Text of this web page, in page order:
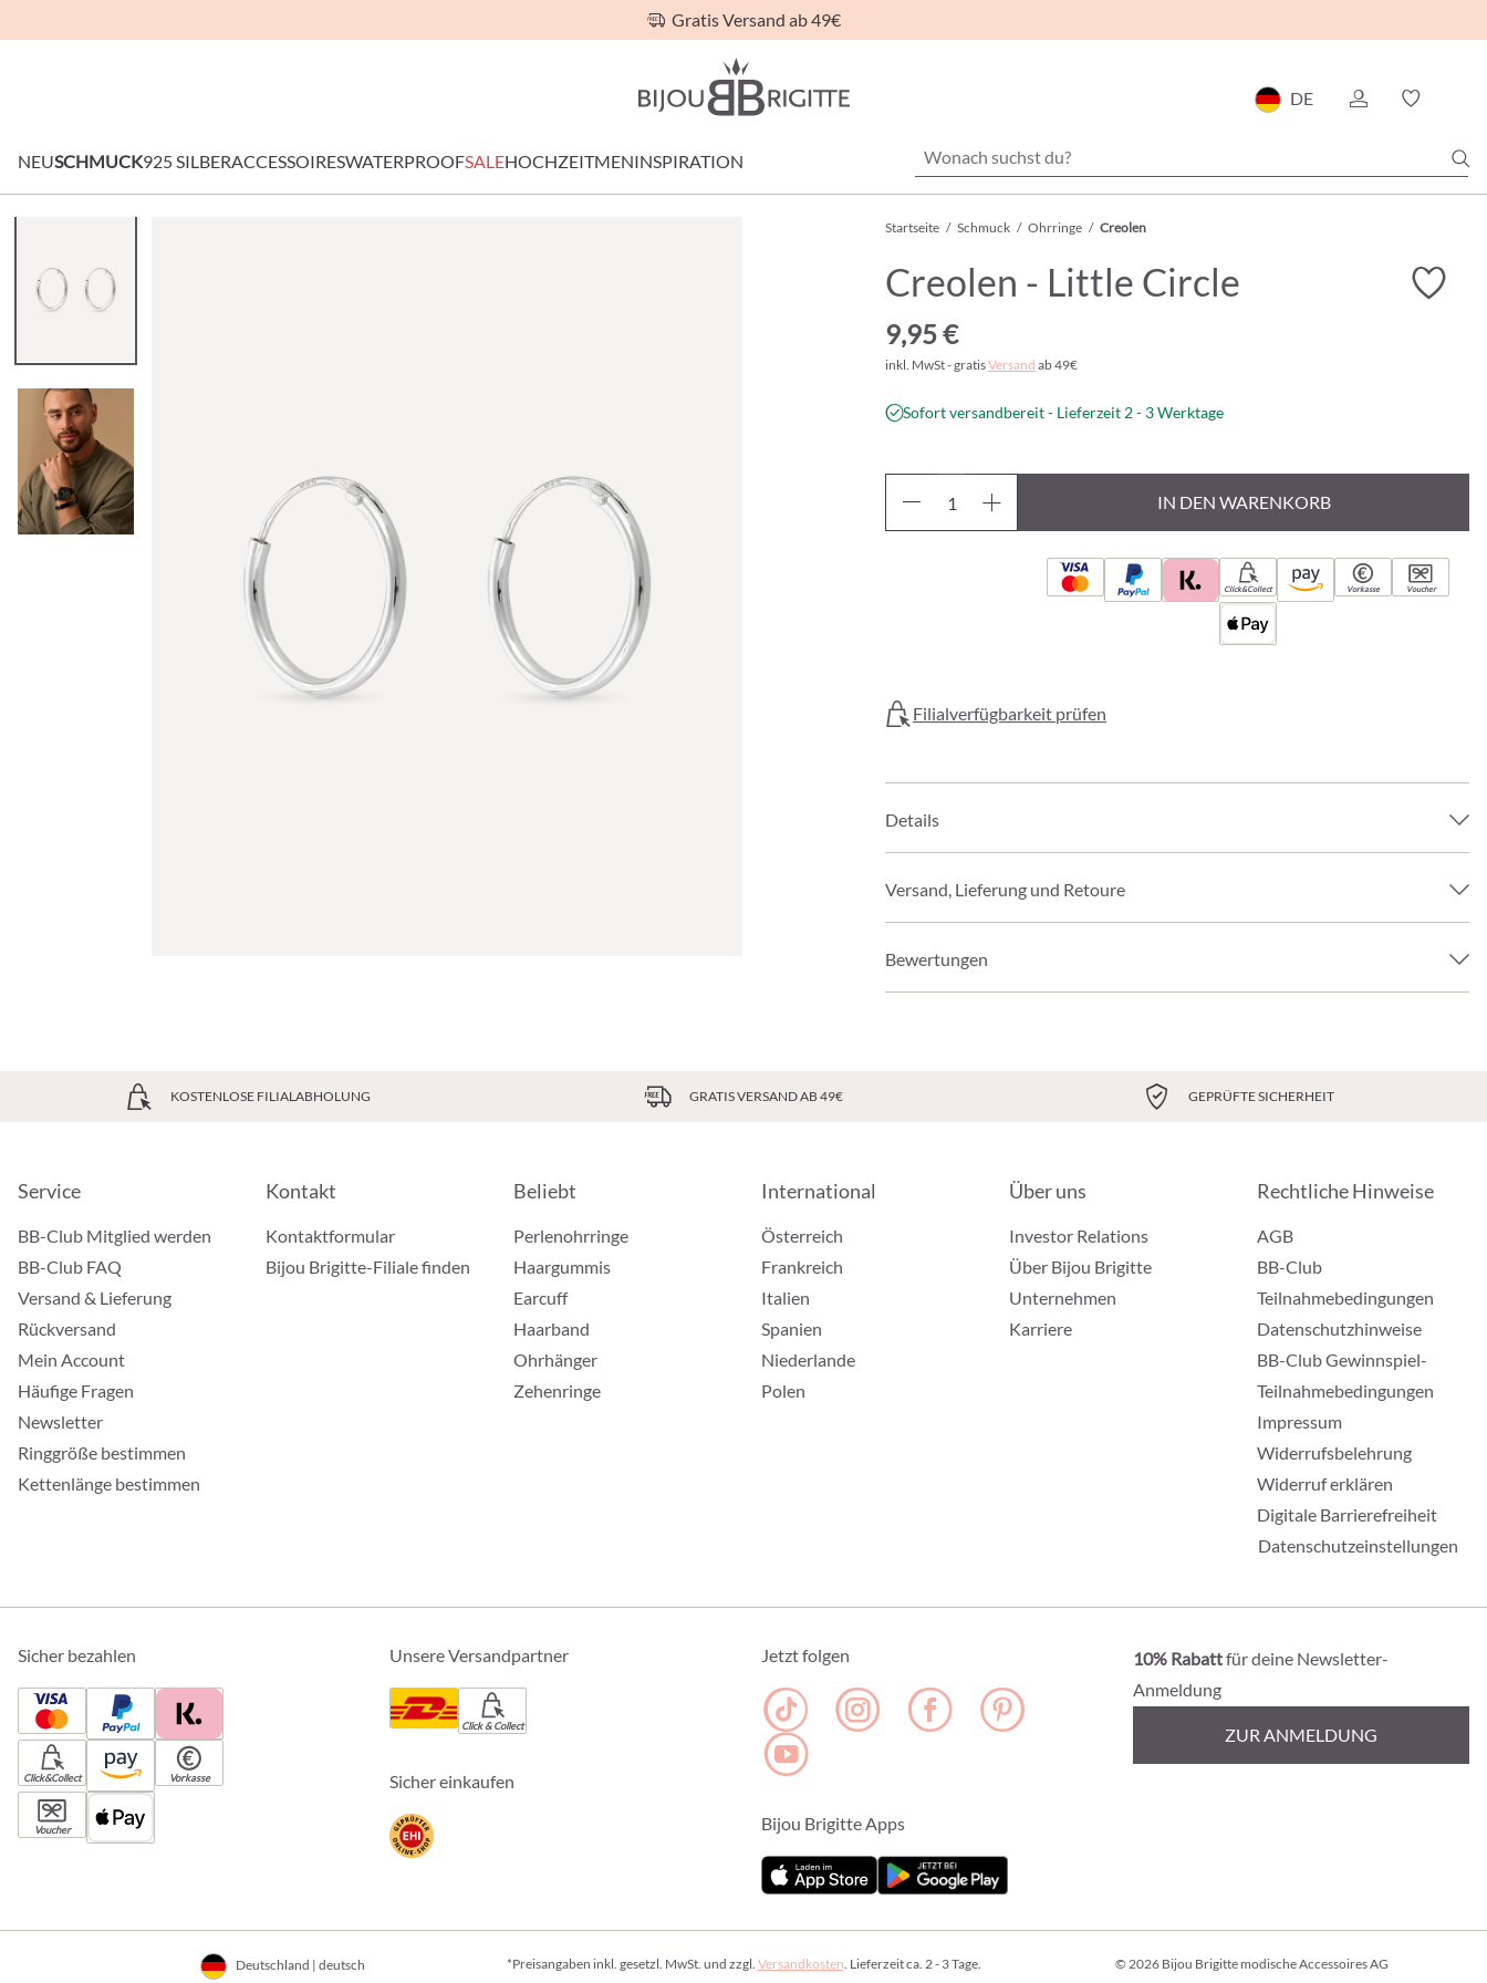
Gratis Versand ab 49€
DE
NEUSCHMUCK925 SILBERACCESSOIRESWATERPROOFSALEHOCHZEITMENINSPIRATION
Startseite / Schmuck / Ohrringe / Creolen
Creolen - Little Circle
9,95 €
inkl. MwSt - gratisVersand ab 49€
Sofort versandbereit - Lieferzeit 2 - 3 Werktage
IN DEN WARENKORB
Click&Collect Vorkasse Voucher
Filialverfügbarkeit prüfen
Details
Versand, Lieferung und Retoure
Bewertungen
KOSTENLOSE FILIALABHOLUNG GRATIS VERSAND AB 49€ GEPRÜFTE SICHERHEIT
Service
BB-Club Mitglied werden
BB-Club FAQ
Versand & Lieferung
Rückversand
Mein Account
Häufige Fragen
Newsletter
Ringgröße bestimmen
Kettenlänge bestimmen
Kontakt
Kontaktformular
Bijou Brigitte-Filiale finden
Beliebt
Perlenohrringe
Haargummis
Earcuff
Haarband
Ohrhänger
Zehenringe
International
Österreich
Frankreich
Italien
Spanien
Niederlande
Polen
Über uns
Investor Relations
Über Bijou Brigitte
Unternehmen
Karriere
Rechtliche Hinweise
AGB
BB-Club
Teilnahmebedingungen
Datenschutzhinweise
BB-Club Gewinnspiel-
Teilnahmebedingungen
Impressum
Widerrufsbelehrung
Widerruf erklären
Digitale Barrierefreiheit
Datenschutzeinstellungen
Sicher bezahlen
Click&Collect Vorkasse
Voucher
Unsere Versandpartner
Click & Collect
Sicher einkaufen
Jetzt folgen
Bijou Brigitte Apps
10% Rabattfür deine Newsletter-
Anmeldung
ZUR ANMELDUNG
Deutschland | deutsch *Preisangaben inkl. gesetzl. MwSt. und zzgl. Versandkosten. Lieferzeit ca. 2 - 3 Tage. © 2026 Bijou Brigitte modische Accessoires AG